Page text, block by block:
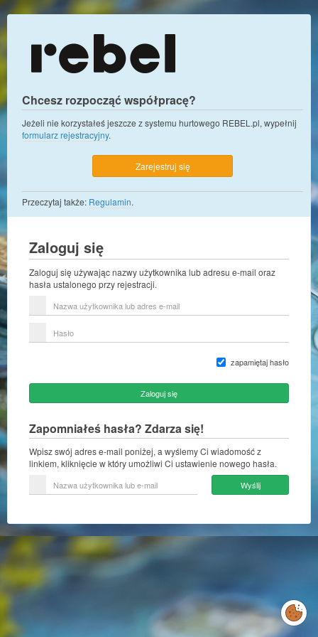
Chcesz rozpocząć współpracę?
Jeżeli nie korzystałeś jeszcze z systemu hurtowego REBEL.pl, wypełnij
formularz rejestracyjny.
Zarejestruj się
Przeczytaj także: Regulamin.
Zaloguj się
Zaloguj się używając nazwy użytkownika lub adresu e-mail oraz
hasła ustalonego przy rejestracji.
użytkownika
e-
zapamiętaj hasło
Zaloguj się
Zapomniałeś hasła? Zdarza się!
Wpisz swój adres e-mail poniżej, a wyślemy Ci wiadomość z
linkiem, kliknięcie w który umożliwi Ci ustawienie nowego hasła.
użytkownika
mail
Wyślij
Zarządzaj
preferencjami
cookies